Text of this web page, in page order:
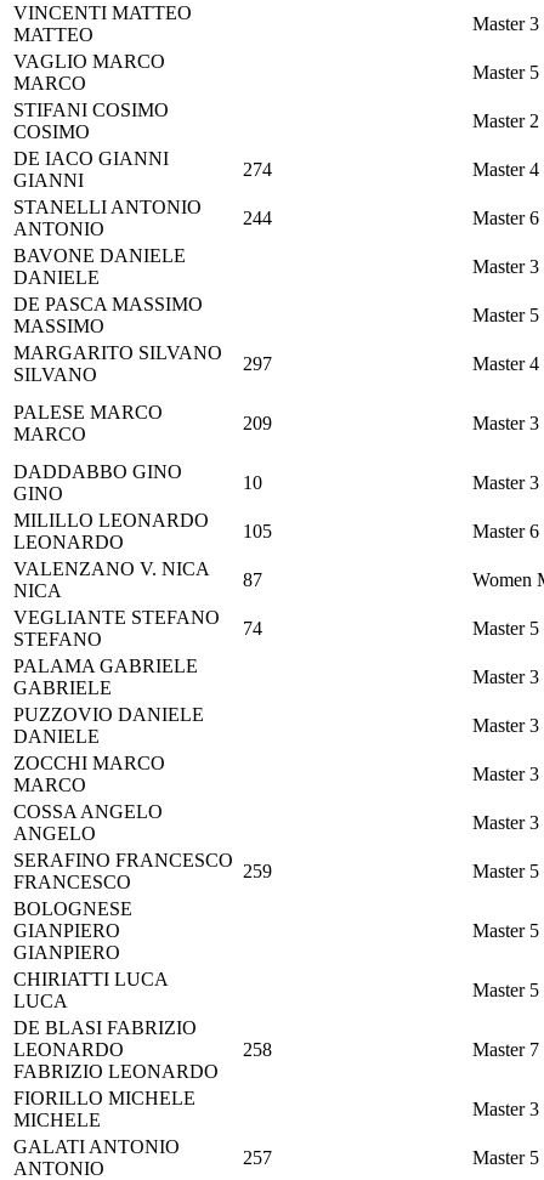
VINCENTI MATTEO
MATTEO
Master 3
VAGLIO MARCO
MARCO
Master 5
STIFANI COSIMO
COSIMO
Master 2
DE IACO GIANNI
GIANNI
274
Master 4
STANELLI ANTONIO
ANTONIO
244
Master 6
BAVONE DANIELE
DANIELE
Master 3
DE PASCA MASSIMO
MASSIMO
Master 5
MARGARITO SILVANO
SILVANO
297 Master 4
PALESE MARCO
MARCO
209 Master 3
DADDABBO GINO
GINO
10
Master 3
MILILLO LEONARDO
LEONARDO
105
Master 6
VALENZANO V. NICA
NICA
87
Women
VEGLIANTE STEFANO
STEFANO
74
Master 5
PALAMA GABRIELE
GABRIELE
Master 3
PUZZOVIO DANIELE
DANIELE
Master 3
ZOCCHI MARCO
MARCO
Master 3
COSSA ANGELO
ANGELO
Master 3
SERAFINO FRANCESCO
FRANCESCO
259
Master 5
BOLOGNESE
GIANPIERO
GIANPIERO
Master 5
CHIRIATTI LUCA
LUCA
Master 5
DE BLASI FABRIZIO
LEONARDO
FABRIZIO LEONARDO
258 Master 7
FIORILLO MICHELE
MICHELE
Master 3
GALATI ANTONIO
ANTONIO
257
Master 5